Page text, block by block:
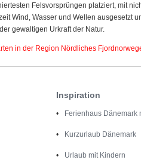
Felsvorsprüngen platziert, mit
Wind, Wasser und Wellen ausgesetzt
gewaltigen Urkraft der Natur.
in der Region Nördliches
Inspiration
Ferienhaus Dänemark
Kurzurlaub Dänemark
Urlaub mit Kindern